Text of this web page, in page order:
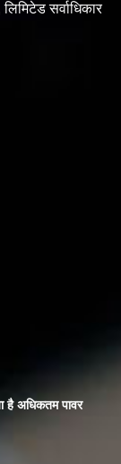
सर्वाधिकार
है अधिकतम पावर